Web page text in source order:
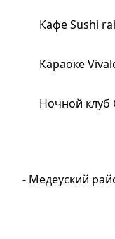
Кафе Sushi
Караоке
Ночной клуб
- Медеуский